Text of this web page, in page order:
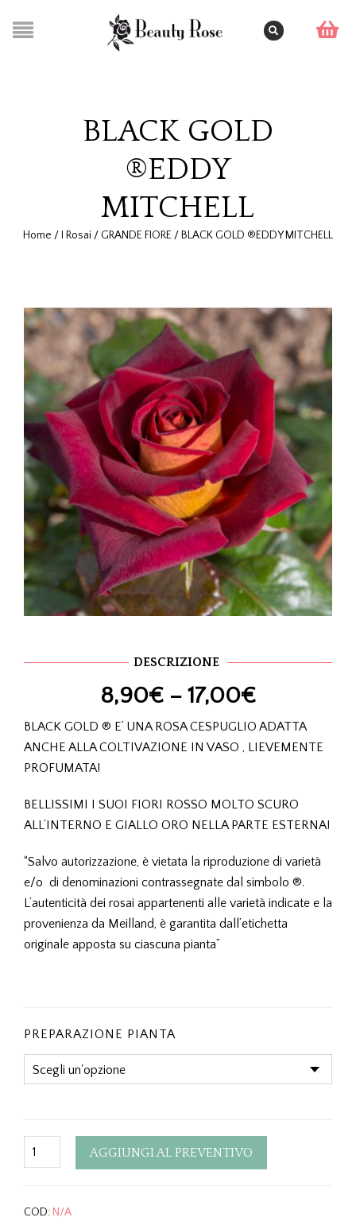
BLACK GOLD
®EDDY
MITCHELL
Home / I Rosai / GRANDE FIORE / BLACK GOLD ®EDDY MITCHELL
DESCRIZIONE
8,90€ – 17,00€
BLACK GOLD ® E’ UNA ROSA CESPUGLIO ADATTA
ANCHE ALLA COLTIVAZIONE IN VASO , LIEVEMENTE
PROFUMATA!
BELLISSIMI I SUOI FIORI ROSSO MOLTO SCURO
ALL’INTERNO E GIALLO ORO NELLA PARTE ESTERNA!
“Salvo autorizzazione, è vietata la riproduzione di varietà
e/o di denominazioni contrassegnate dal simbolo ®.
L’autenticità dei rosai appartenenti alle varietà indicate e la
provenienza da Meilland, è garantita dall’etichetta
originale apposta su ciascuna pianta”
PREPARAZIONE PIANTA
Quantity AGGIUNGI AL PREVENTIVO
COD: N/A